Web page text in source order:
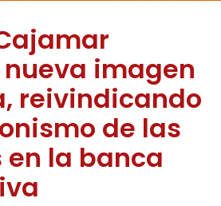
imagen
reivindicando
de las
en la banca